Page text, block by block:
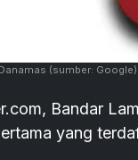
(sumber: Google)
Bandar
yang